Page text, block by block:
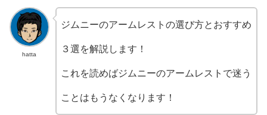
hatta
ジムニーのアームレストの選び方とおすすめ
３選を解説します！
これを読めばジムニーのアームレストで迷う
ことはもうなくなります！